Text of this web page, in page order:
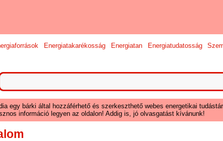
Energiatakarékosság Energiatan Energiatudatosság
egy bárki által hozzáférhető és szerkeszthető webes energetikai
információ legyen az oldalon! Addig is, jó olvasgatást kívánunk!